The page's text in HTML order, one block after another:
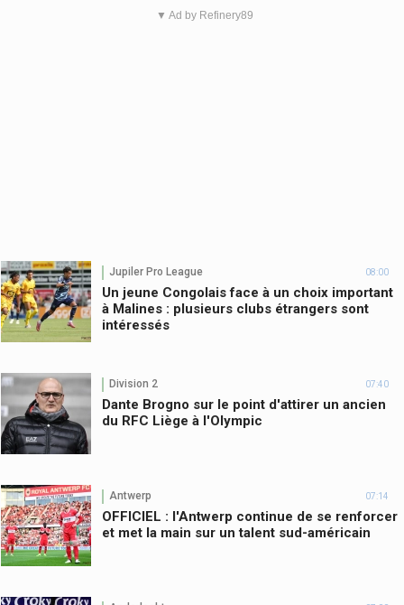
▼ Ad by Refinery89
Jupiler Pro League 08:00
Un jeune Congolais face à un choix important
à Malines : plusieurs clubs étrangers sont
intéressés
Division 2 07:40
Dante Brogno sur le point d'attirer un ancien
du RFC Liège à l'Olympic
Antwerp 07:14
OFFICIEL : l'Antwerp continue de se renforcer
et met la main sur un talent sud-américain